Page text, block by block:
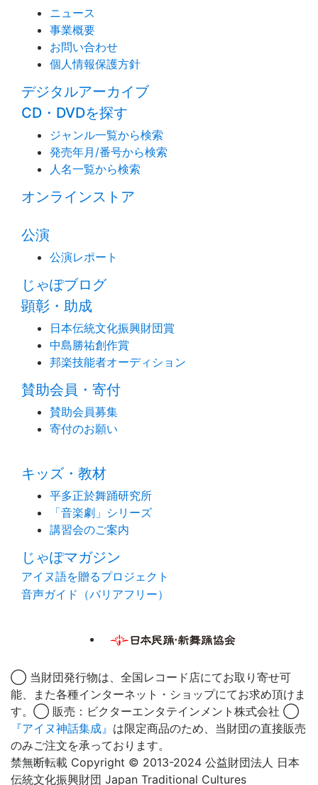
ニュース
事業概要
お問い合わせ
個人情報保護方針
デジタルアーカイブ
CD・DVDを探す
ジャンル一覧から検索
発売年月/番号から検索
人名一覧から検索
オンラインストア
公演
公演レポート
じゃぽブログ
顕彰・助成
日本伝統文化振興財団賞
中島勝祐創作賞
邦楽技能者オーディション
賛助会員・寄付
賛助会員募集
寄付のお願い
キッズ・教材
平多正於舞踊研究所
「音楽劇」シリーズ
講習会のご案内
じゃぽマガジン
アイヌ語を贈るプロジェクト
音声ガイド（バリアフリー）
◯ 当財団発行物は、全国レコード店にてお取り寄せ可
能、また各種インターネット・ショップにてお求め頂けま
す。◯ 販売：ビクターエンタテインメント株式会社 ◯
『アイヌ神話集成』 は限定商品のため、当財団の直接販売
のみご注文を承っております。
禁無断転載 Copyright © 2013-2024 公益財団法人 日本
伝統文化振興財団 Japan Traditional Cultures